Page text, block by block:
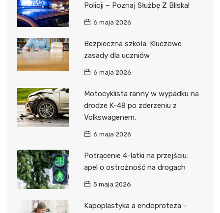
Policji – Poznaj Służbę Z Bliska!
6 maja 2026
Bezpieczna szkoła: Kluczowe
zasady dla uczniów
6 maja 2026
Motocyklista ranny w wypadku na
drodze K-48 po zderzeniu z
Volkswagenem.
6 maja 2026
Potrącenie 4-latki na przejściu:
apel o ostrożność na drogach
5 maja 2026
Kapoplastyka a endoproteza –